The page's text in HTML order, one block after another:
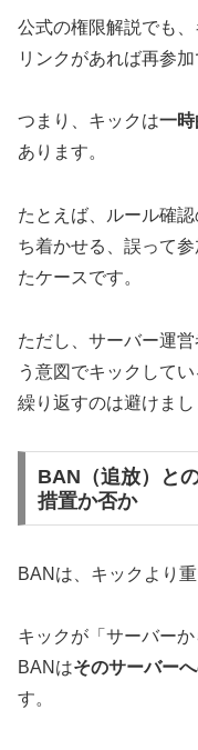
公式の権限解説でも
リンクがあれば再参
つまり、キックは一
あります。
たとえば、ルール確
ち着かせる、誤って
たケースです。
ただし、サーバー運
う意図でキックして
繰り返すのは避けまし
BAN（追放）と
措置か否か
BANは、キックより重
キックが「サーバー
BANはそのサーバー
す。